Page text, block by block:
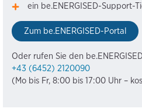
ein be.ENERGISED-Support-
Zum be.ENERGISED-Portal
Oder rufen Sie den
+43 (6452) 2120090
(Mo bis Fr, 8:00 bis 17:00 Uhr –